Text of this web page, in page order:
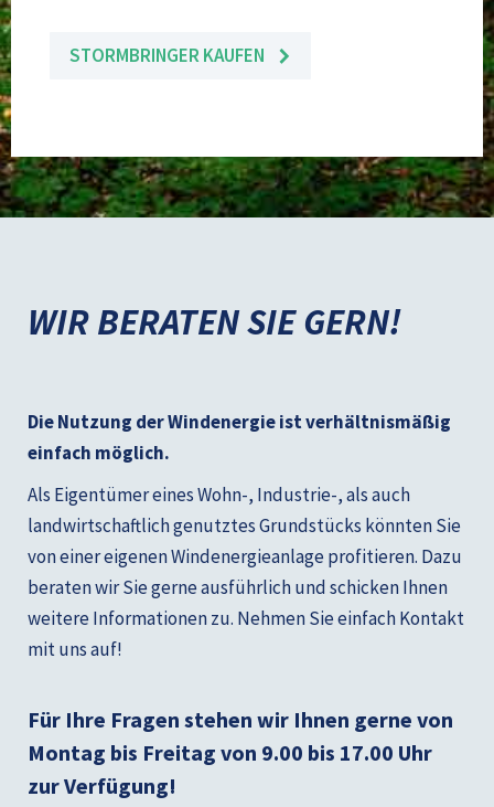
STORMBRINGER KAUFEN
WIR BERATEN SIE GERN!
Die Nutzung der Windenergie ist verhältnismäßig
einfach möglich.
Als Eigentümer eines Wohn-, Industrie-, als auch
landwirtschaftlich genutztes Grundstücks könnten Sie
von einer eigenen Windenergieanlage profitieren. Dazu
beraten wir Sie gerne ausführlich und schicken Ihnen
weitere Informationen zu. Nehmen Sie einfach Kontakt
mit uns auf!
Für Ihre Fragen stehen wir Ihnen gerne von
Montag bis Freitag von 9.00 bis 17.00 Uhr
zur Verfügung!